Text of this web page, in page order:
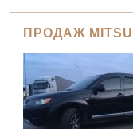
ПРОДАЖ